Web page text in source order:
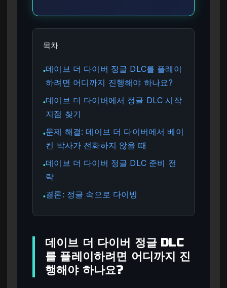
목차
●데이브 더 다이버 정글 DLC를 플레이
하려면 어디까지 진행해야 하나요?
●데이브 더 다이버에서 정글 DLC 시작
지점 찾기
●문제 해결: 데이브 더 다이버에서 베이
컨 박사가 전화하지 않을 때
●데이브 더 다이버 정글 DLC 준비 전
략
●결론: 정글 속으로 다이빙
데이브 더 다이버 정글 DLC
를 플레이하려면 어디까지 진
행해야 하나요?